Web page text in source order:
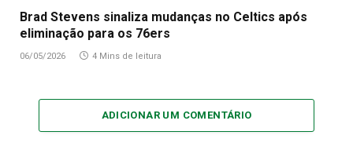
Brad Stevens sinaliza mudanças no Celtics após
eliminação para os 76ers
06/05/2026 4 Mins de leitura
ADICIONAR UM COMENTÁRIO